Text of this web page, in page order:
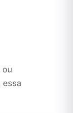
ou
essa